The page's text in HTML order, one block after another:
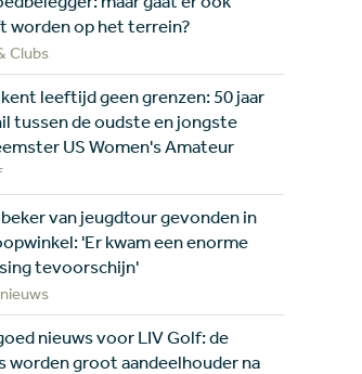
worden op het terrein?
Clubs
leeftijd geen grenzen: 50 jaar
tussen de oudste en jongste
US Women's Amateur
van jeugdtour gevonden in
'Er kwam een enorme
tevoorschijn'
nieuws voor LIV Golf: de
worden groot aandeelhouder na